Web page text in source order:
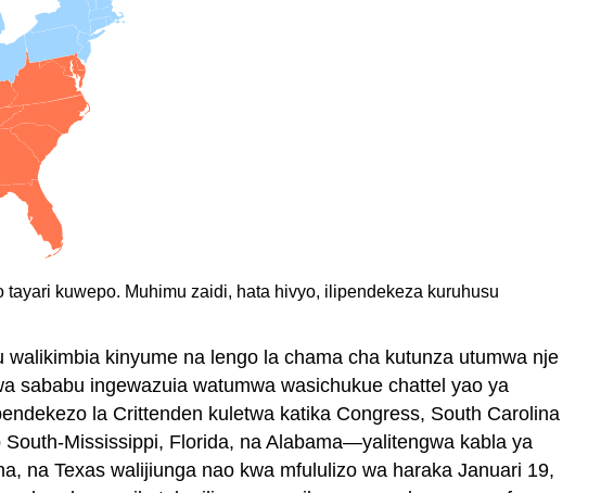
kuwepo. Muhimu zaidi, hata hivyo, ilipendekeza kuruhusu
kinyume na lengo la chama cha kutunza utumwa nje
sababu ingewazuia watumwa wasichukue chattel yao ya
la Crittenden kuletwa katika Congress, South Carolina
Mississippi, Florida, na Alabama—yalitengwa kabla ya
na Texas walijiunga nao kwa mfululizo wa haraka Januari 19,